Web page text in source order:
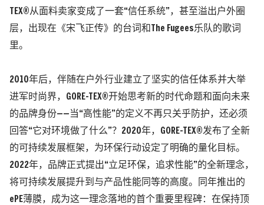
TEX®从面料卖家变成了一套“信任系统”，甚至溢出户外圈
层，出现在《宋飞正传》的台词和The Fugees乐队的歌词
里。
2010年后，伴随在户外行业建立了坚实的信任体系并大举
进军时尚界，GORE-TEX®开始思考新的时代命题和面向未来
的品牌身份——当“高性能”的定义不再只关乎防护，还必须
回答“它对环境做了什么”？ 2020年，GORE-TEX®发布了全新
的可持续发展框架，为环保行动设定了明确的量化目标。
2022年，品牌正式提出“立足环保，追求性能”的全新理念，
将可持续发展提升到与产品性能同等的高度。
同年推出的
ePE薄膜，成为这一理念落地的首个重要里程碑：在保持顶